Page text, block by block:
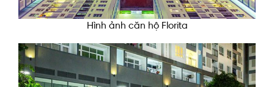
Hình ảnh căn hộ Florita